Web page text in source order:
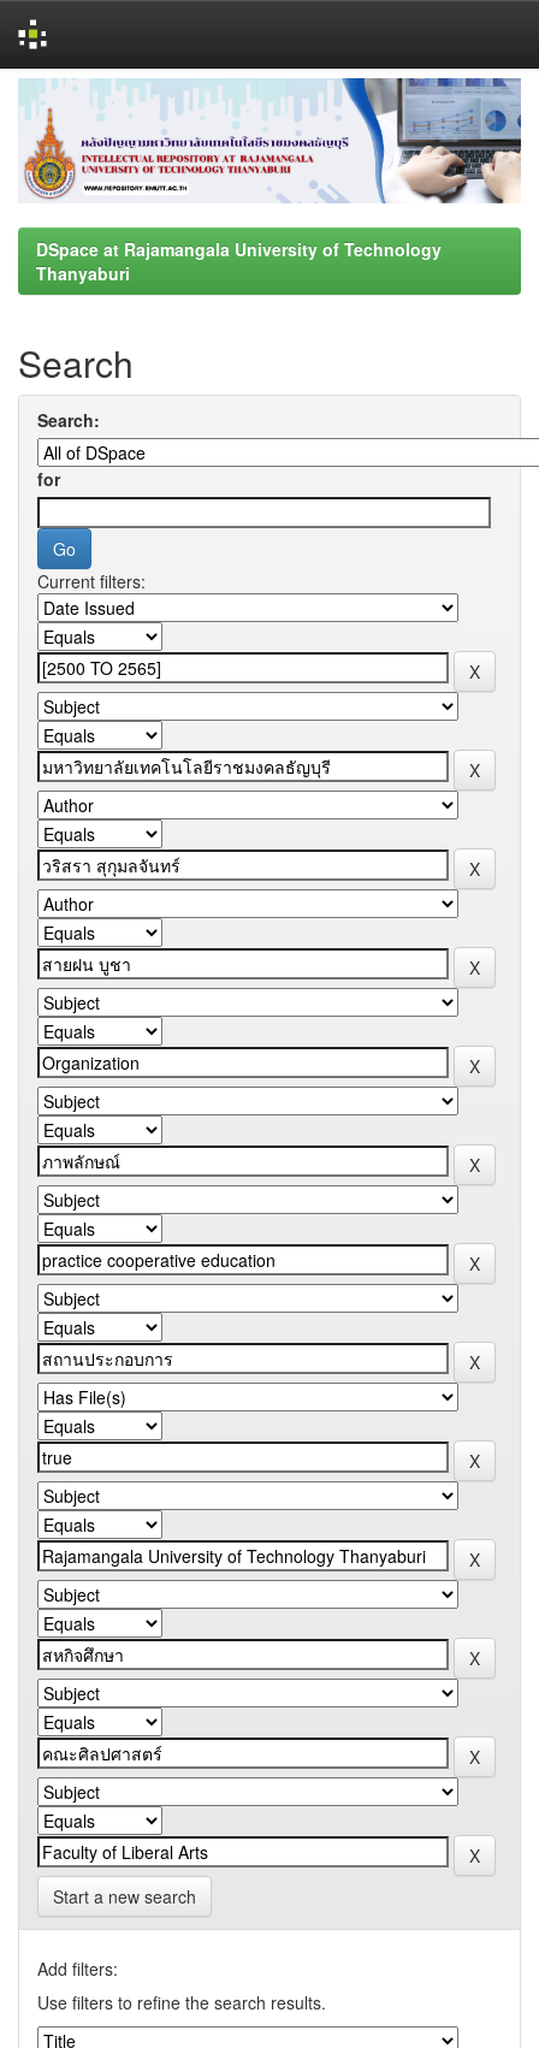
navigation
DSpace at Rajamangala University of Technology
Thanyaburi
Search
Search:
for
Current filters:
Start a new search
Add filters:
Use filters to refine the search results.